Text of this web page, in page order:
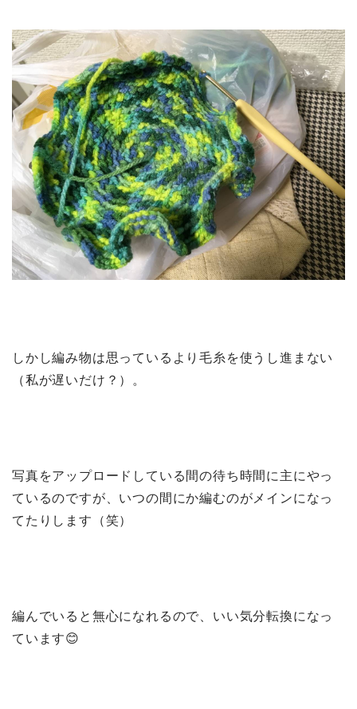
しかし編み物は思っているより毛糸を使うし進まない
（私が遅いだけ？）。
写真をアップロードしている間の待ち時間に主にやっ
ているのですが、いつの間にか編むのがメインになっ
てたりします（笑）
編んでいると無心になれるので、いい気分転換になっ
ています😊